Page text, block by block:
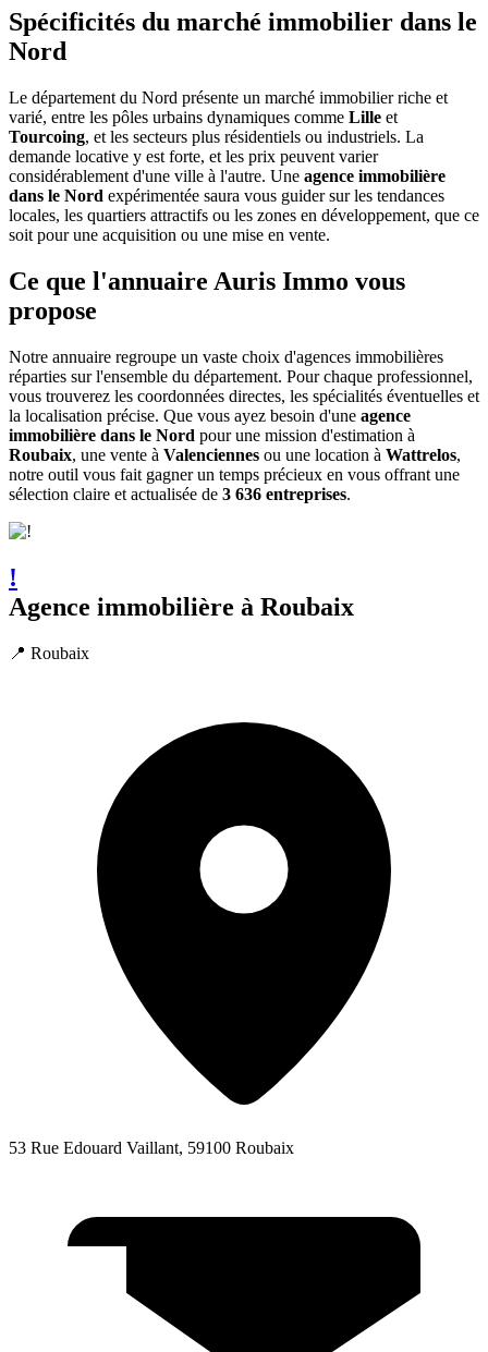
Spécificités du marché immobilier dans le
Nord
Le département du Nord présente un marché immobilier riche et
varié, entre les pôles urbains dynamiques comme Lille et
Tourcoing, et les secteurs plus résidentiels ou industriels. La
demande locative y est forte, et les prix peuvent varier
considérablement d'une ville à l'autre. Une agence immobilière
dans le Nord expérimentée saura vous guider sur les tendances
locales, les quartiers attractifs ou les zones en développement, que ce
soit pour une acquisition ou une mise en vente.
Ce que l'annuaire Auris Immo vous
propose
Notre annuaire regroupe un vaste choix d'agences immobilières
réparties sur l'ensemble du département. Pour chaque professionnel,
vous trouverez les coordonnées directes, les spécialités éventuelles et
la localisation précise. Que vous ayez besoin d'une agence
immobilière dans le Nord pour une mission d'estimation à
Roubaix, une vente à Valenciennes ou une location à Wattrelos,
notre outil vous fait gagner un temps précieux en vous offrant une
sélection claire et actualisée de 3 636 entreprises.
!
Agence immobilière à Roubaix
📍 Roubaix
53 Rue Edouard Vaillant, 59100 Roubaix